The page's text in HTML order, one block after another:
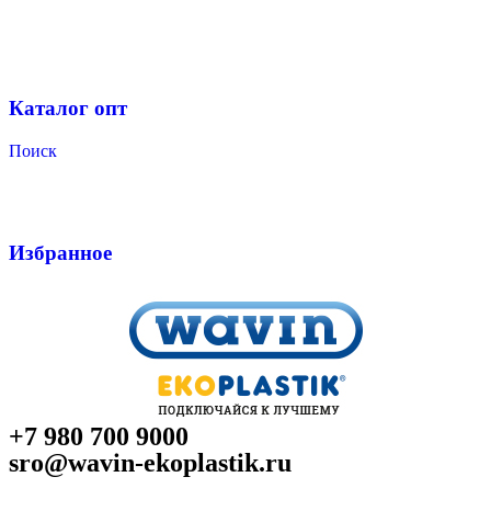
Каталог опт
Поиск
Избранное
+7 980 700 9000
sro@wavin-ekoplastik.ru